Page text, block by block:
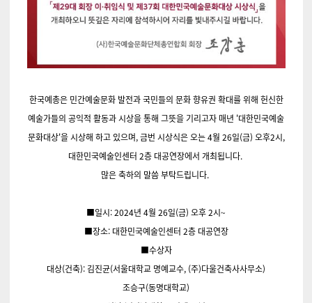
한국예총은 민간예술문화 발전과 국민들의 문화 향유권 확대를 위해 헌신한
예술가들의 공익적 활동과 시상을 통해 그뜻을 기리고자 매년 '대한민국예술
문화대상'을 시상해 하고 있으며, 금번 시상식은 오는 4월 26일(금) 오후2시,
대한민국예술인센터 2층 대공연장에서 개최됩니다.
많은 축하의 말씀 부탁드립니다.
■일시: 2024년 4월 26일(금) 오후 2시~
■장소: 대한민국예술인센터 2층 대공연장
■수상자
대상(건축): 김진균(서울대학교 명예교수, (주)다울건축사사무소)
조승구(동명대학교)